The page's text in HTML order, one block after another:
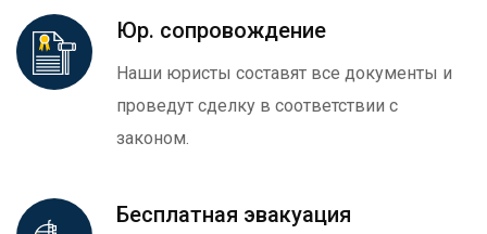
Юр. сопровождение
Наши юристы составят все документы и
проведут сделку в соответствии с
законом.
Бесплатная эвакуация